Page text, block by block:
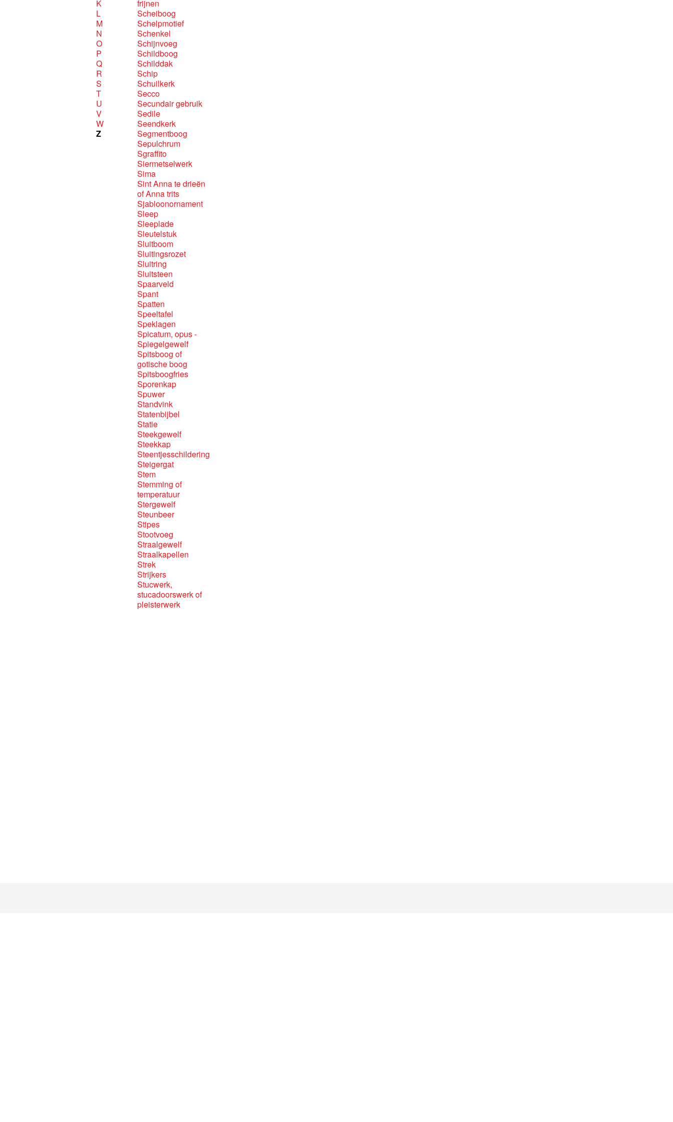
K
L
M
N
O
P
Q
R
S
T
U
V
W
Z
frijnen
Scheiboog
Schelpmotief
Schenkel
Schijnvoeg
Schildboog
Schilddak
Schip
Schuilkerk
Secco
Secundair gebruik
Sedile
Seendkerk
Segmentboog
Sepulchrum
Sgraffito
Siermetselwerk
Sima
Sint Anna te drieën
of Anna trits
Sjabloonornament
Sleep
Sleeplade
Sleutelstuk
Sluitboom
Sluitingsrozet
Sluitring
Sluitsteen
Spaarveld
Spant
Spatten
Speeltafel
Speklagen
Spicatum, opus -
Spiegelgewelf
Spitsboog of
gotische boog
Spitsboogfries
Sporenkap
Spuwer
Standvink
Statenbijbel
Statie
Steekgewelf
Steekkap
Steentjesschildering
Steigergat
Stem
Stemming of
temperatuur
Stergewelf
Steunbeer
Stipes
Stootvoeg
Straalgewelf
Straalkapellen
Strek
Strijkers
Stucwerk,
stucadoorswerk of
pleisterwerk